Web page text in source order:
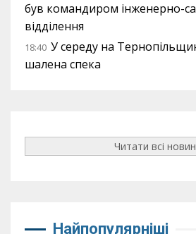
був командиром інженерно-
відділення
18:40 У середу на
шалена спека
Читати всі
Найпопулярніші